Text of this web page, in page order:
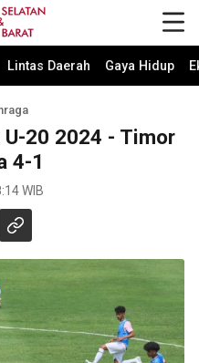
Lintas Daerah Gaya Hidup
20 2024 - Timor
4-1
WIB